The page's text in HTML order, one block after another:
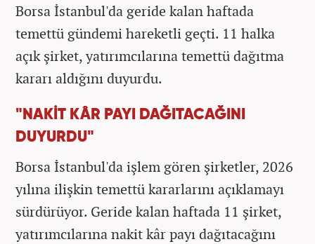
Borsa İstanbul'da geride kalan haftada
temettü gündemi hareketli geçti. 11 halka
açık şirket, yatırımcılarına temettü dağıtma
kararı aldığını duyurdu.
"NAKİT KÂR PAYI DAĞITACAĞINI
DUYURDU"
Borsa İstanbul'da işlem gören şirketler, 2026
yılına ilişkin temettü kararlarını açıklamayı
sürdürüyor. Geride kalan haftada 11 şirket,
yatırımcılarına nakit kâr payı dağıtacağını